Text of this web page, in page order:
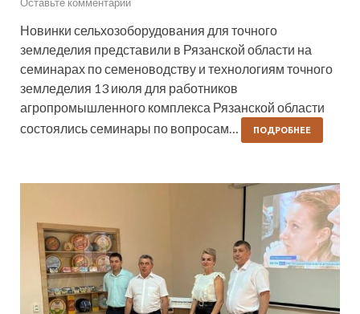
Новинки сельхозоборудования для точного
земледелия представили в Рязанской области на
семинарах по семеноводству и технологиям точного
земледелия 13 июля для работников
агропромышленного комплекса Рязанской области
состоялись семинары по вопросам…
ПОДРОБНЕЕ